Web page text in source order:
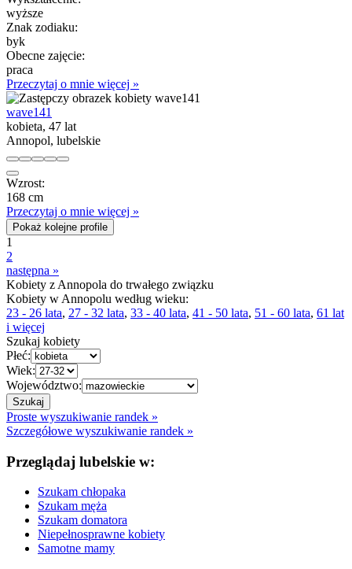
wyższe
Znak zodiaku:
byk
Obecne zajęcie:
praca
Przeczytaj o mnie więcej »
wave141
kobieta, 47 lat
Annopol, lubelskie
Wzrost:
168 cm
Przeczytaj o mnie więcej »
Pokaż kolejne profile
1
2
następna »
Kobiety z Annopola do trwałego związku
Kobiety w Annopolu według wieku:
23 - 26 lata, 27 - 32 lata, 33 - 40 lata, 41 - 50 lata, 51 - 60 lata, 61 lat
i więcej
Szukaj kobiety
Płeć:
Wiek:
Województwo:
Proste wyszukiwanie randek »
Szczegółowe wyszukiwanie randek »
Przeglądaj lubelskie w:
Szukam chłopaka
Szukam męża
Szukam domatora
Niepełnosprawne kobiety
Samotne mamy